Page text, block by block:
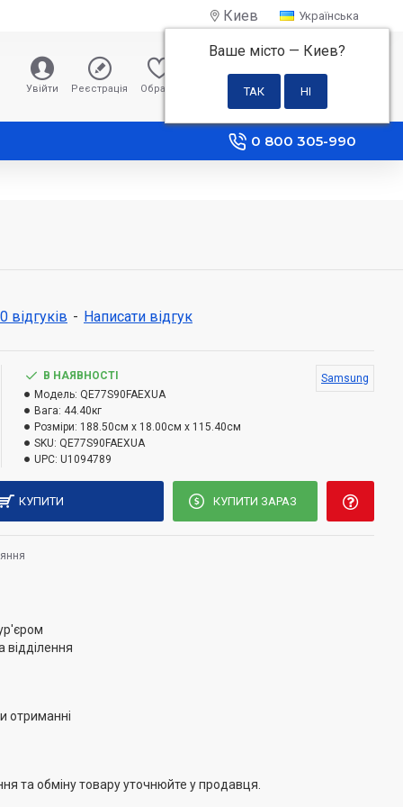
Киев
Ваше місто — Киев?
Українська
Увійти Реєстрація Обране Порівняння
0 грн
0 800 305-990
відгуків - Написати відгук
В НАЯВНОСТІ
Модель: QE77S90FAEXUA
Вага: 44.40кг
Розміри: 188.50см x 18.00см x 115.40см
SKU: QE77S90FAEXUA
UPC: U1094789
Samsung
КУПИТИ КУПИТИ ЗАРАЗ
отриманні
та обміну товару уточнюйте у продавця.